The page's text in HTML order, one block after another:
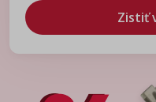
Zistiť